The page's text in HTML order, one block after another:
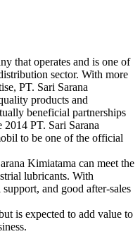
that operates and is one of
sector. With more
PT. Sari Sarana
products and
beneficial partnerships
PT. Sari Sarana
to be one of the official
Kimiatama can meet the
lubricants. With
and good after-sales
is expected to add value to